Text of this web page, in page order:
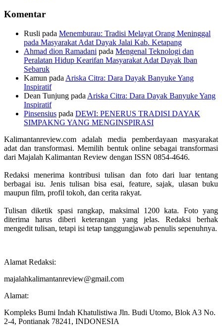
Komentar
Rusli pada Menemburau: Tradisi Melayat Orang Meninggal
pada Masyarakat Adat Dayak Jalai Kab. Ketapang
Ahmad dion Ramadani pada Mengenal Teknologi dan
Peralatan Hidup Kearifan Masyarakat Adat Dayak Iban
Sebaruk
Kamun pada Ariska Citra: Dara Dayak Banyuke Yang
Inspiratif
Dean Tunjung pada Ariska Citra: Dara Dayak Banyuke Yang
Inspiratif
Pinsensius pada DEWI: PENERUS TRADISI DAYAK
SIMPAKNG YANG MENGINSPIRASI
Kalimantanreview.com adalah media pemberdayaan masyarakat
adat dan transformasi. Memilih bentuk online sebagai transformasi
dari Majalah Kalimantan Review dengan ISSN 0854-4646.
Redaksi menerima kontribusi tulisan dan foto dari luar tentang
berbagai isu. Jenis tulisan bisa esai, feature, sajak, ulasan buku
maupun film, profil tokoh, dan cerita rakyat.
Tulisan diketik spasi rangkap, maksimal 1200 kata. Foto yang
diterima harus diberi keterangan yang jelas. Redaksi berhak
mengedit tulisan, tetapi isi tetap tanggungjawab penulis sepenuhnya.
Alamat Redaksi:
majalahkalimantanreview@gmail.com
Alamat:
Kompleks Bumi Indah Khatulistiwa Jln. Budi Utomo, Blok A3 No.
2-4, Pontianak 78241, INDONESIA